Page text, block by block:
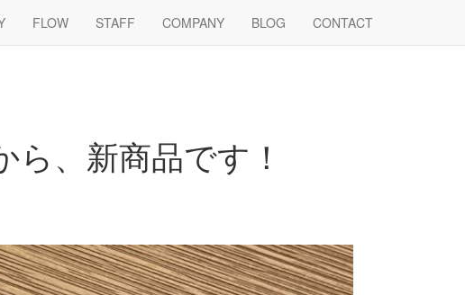
FLOW STAFF COMPANY BLOG CONTACT
、新商品です！